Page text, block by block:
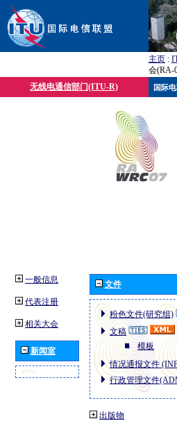
主页 :
会(RA-
无线电通信部门(ITU-R)
一般信息
代表注册
相关大会
新闻室
文件
粉色文件(研究组)
文稿
模板
情况通报文件
行政管理文件
出版物
国际